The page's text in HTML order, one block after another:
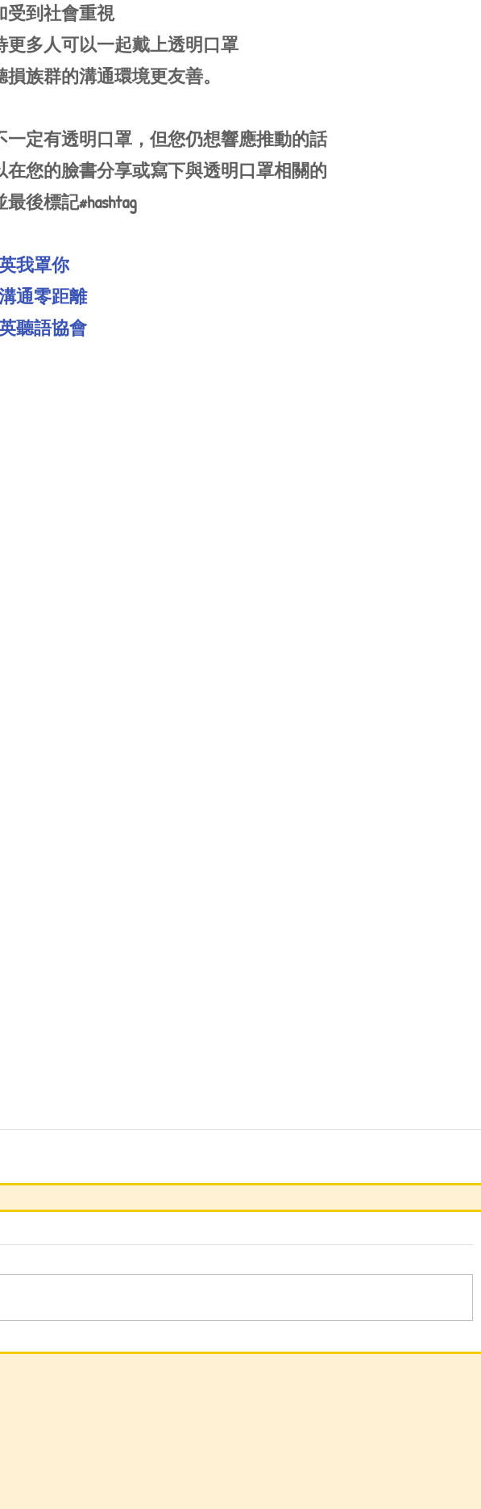
受到社會重視
更多人可以一起戴上透明口罩
損族群的溝通環境更友善。
一定有透明口罩，但您仍想響應推動的話
在您的臉書分享或寫下與透明口罩相關的
後標記#hashtag
我罩你
通零距離
聽語協會